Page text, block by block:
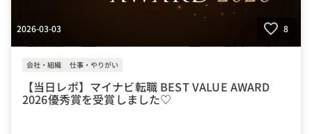
2026-03-03 8
会社・組織 仕事・やりがい
【当日レポ】マイナビ転職 BEST VALUE AWARD
2026優秀賞を受賞しました♡